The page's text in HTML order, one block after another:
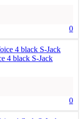
0
4 black S-Jack
0